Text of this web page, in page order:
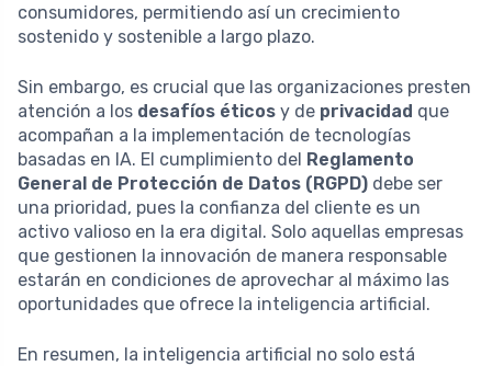
consumidores, permitiendo así un crecimiento
sostenido y sostenible a largo plazo.
Sin embargo, es crucial que las organizaciones presten
atención a los desafíos éticos y de privacidad que
acompañan a la implementación de tecnologías
basadas en IA. El cumplimiento del Reglamento
General de Protección de Datos (RGPD) debe ser
una prioridad, pues la confianza del cliente es un
activo valioso en la era digital. Solo aquellas empresas
que gestionen la innovación de manera responsable
estarán en condiciones de aprovechar al máximo las
oportunidades que ofrece la inteligencia artificial.
En resumen, la inteligencia artificial no solo está